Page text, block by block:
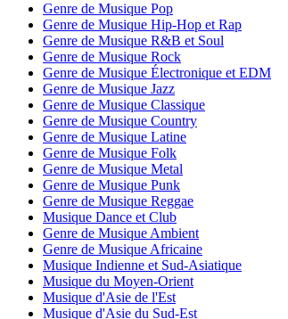
Genre de Musique Pop
Genre de Musique Hip-Hop et Rap
Genre de Musique R&B et Soul
Genre de Musique Rock
Genre de Musique Électronique et EDM
Genre de Musique Jazz
Genre de Musique Classique
Genre de Musique Country
Genre de Musique Latine
Genre de Musique Folk
Genre de Musique Metal
Genre de Musique Punk
Genre de Musique Reggae
Musique Dance et Club
Genre de Musique Ambient
Genre de Musique Africaine
Musique Indienne et Sud-Asiatique
Musique du Moyen-Orient
Musique d'Asie de l'Est
Musique d'Asie du Sud-Est